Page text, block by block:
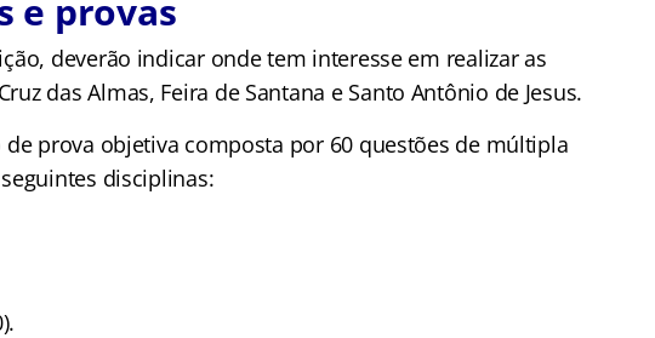
e provas
deverão indicar onde tem interesse em realizar as
das Almas, Feira de Santana e Santo Antônio de Jesus.
prova objetiva composta por 60 questões de múltipla
disciplinas: